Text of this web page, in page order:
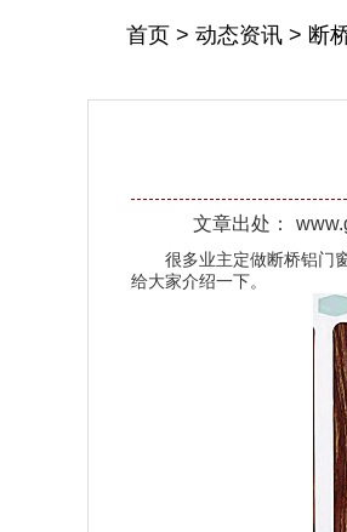
首页 > 动态资讯 > 断
文章出处：
很多业主定做断桥铝门
给大家介绍一下。